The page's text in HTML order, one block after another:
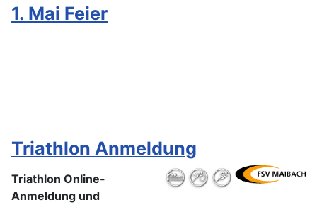
1. Mai Feier
Triathlon Anmeldung
Triathlon Online-
Anmeldung und